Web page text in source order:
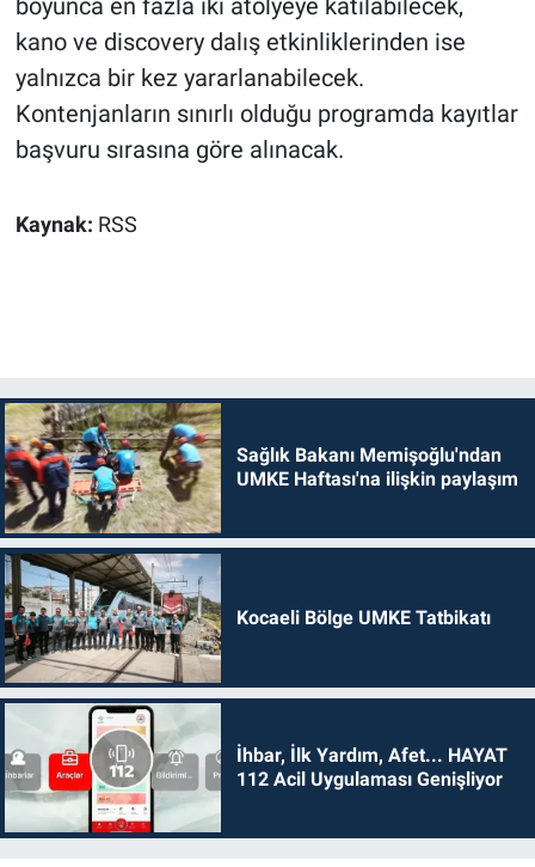
boyunca en fazla iki atölyeye katılabilecek,
kano ve discovery dalış etkinliklerinden ise
yalnızca bir kez yararlanabilecek.
Kontenjanların sınırlı olduğu programda kayıtlar
başvuru sırasına göre alınacak.
Kaynak: RSS
Sağlık Bakanı Memişoğlu'ndan
UMKE Haftası'na ilişkin paylaşım
Kocaeli Bölge UMKE Tatbikatı
İhbar, İlk Yardım, Afet... HAYAT
112 Acil Uygulaması Genişliyor